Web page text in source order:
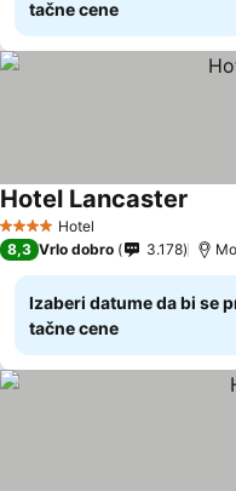
tačne cene
4 ZvezdiceHotel
Hotel Lancaster
8,3 Vrlo dobro 3.178
Izaberi datume da bi se
tačne cene